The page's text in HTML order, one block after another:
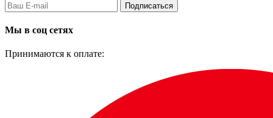
Подписаться
Мы в соц сетях
Принимаются к оплате: